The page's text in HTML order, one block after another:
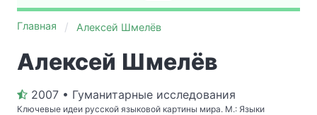
Главная Алексей Шмелёв
Алексей Шмелёв
2007 • Гуманитарные исследования
Ключевые идеи русской языковой картины мира. М.: Языки